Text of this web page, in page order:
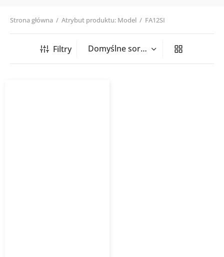
Strona główna / Atrybut produktu: Model / FA12SI
Filtry